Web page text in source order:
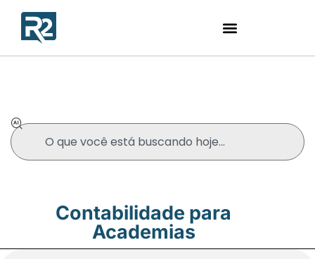
Contabilidade para
Academias